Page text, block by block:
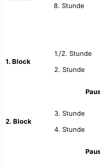
8. Stunde
1. Block
1./2. Stunde
2. Stunde
2. Block
3. Stunde
4. Stunde